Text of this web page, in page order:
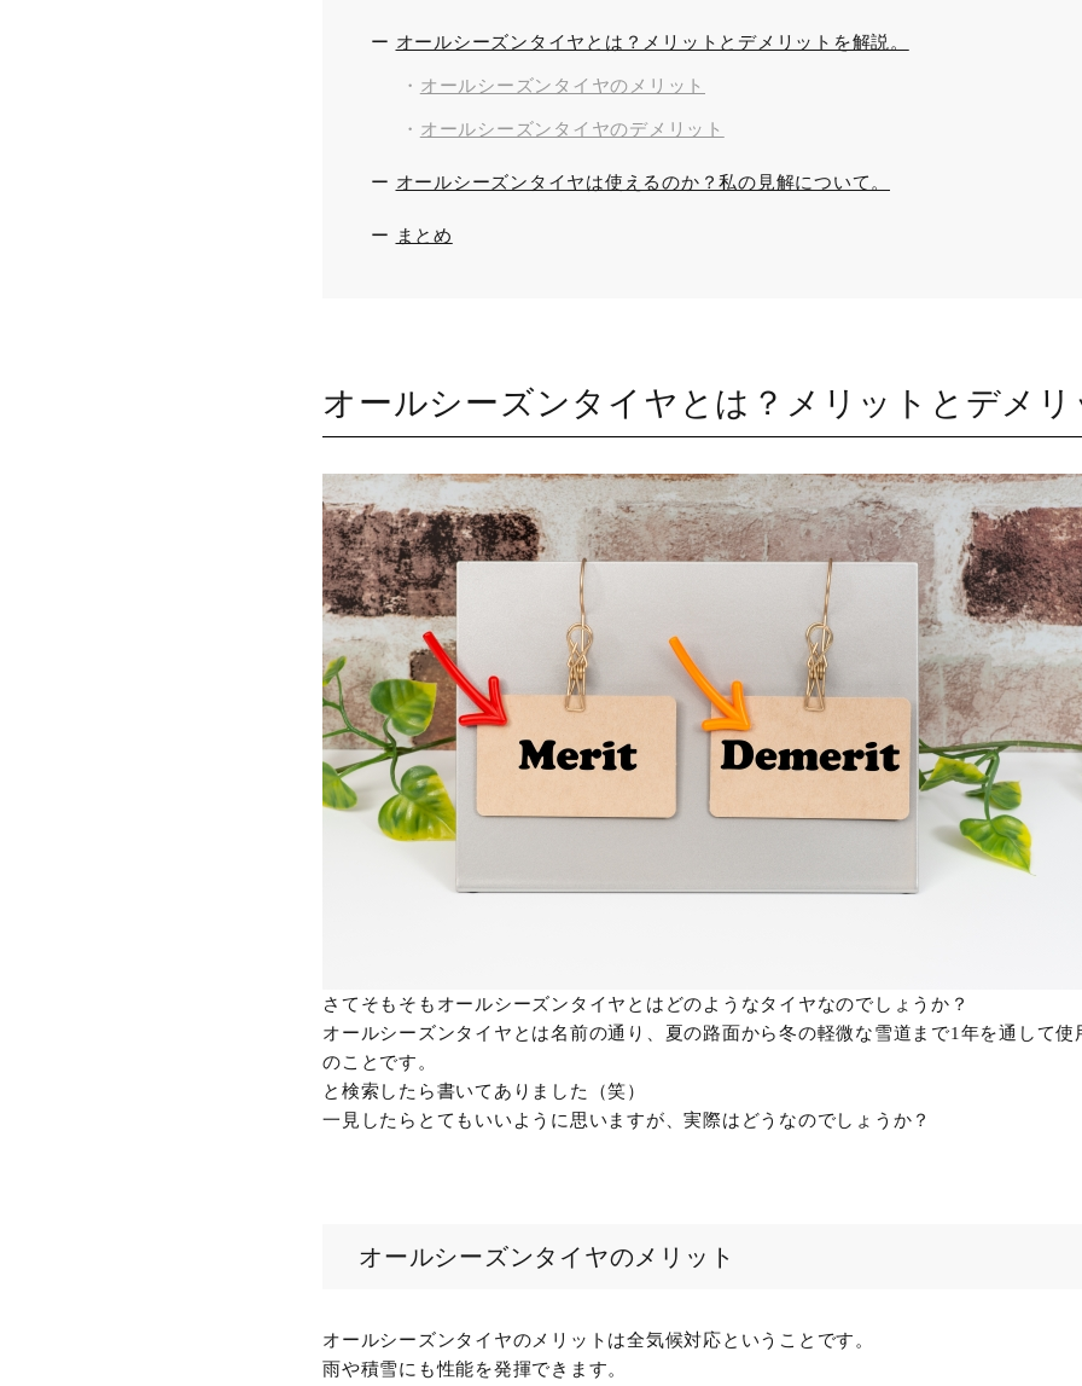
ー オールシーズンタイヤとは？メリットとデメリットを解説。
・ オールシーズンタイヤのメリット
・ オールシーズンタイヤのデメリット
ー オールシーズンタイヤは使えるのか？私の見解について。
ー まとめ
オールシーズンタイヤとは？メリットとデメリ
さてそもそもオールシーズンタイヤとはどのようなタイヤなのでしょうか？
オールシーズンタイヤとは名前の通り、夏の路面から冬の軽微な雪道まで1年を通して使
のことです。
と検索したら書いてありました（笑）
一見したらとてもいいように思いますが、実際はどうなのでしょうか？
オールシーズンタイヤのメリット
オールシーズンタイヤのメリットは全気候対応ということです。
雨や積雪にも性能を発揮できます。